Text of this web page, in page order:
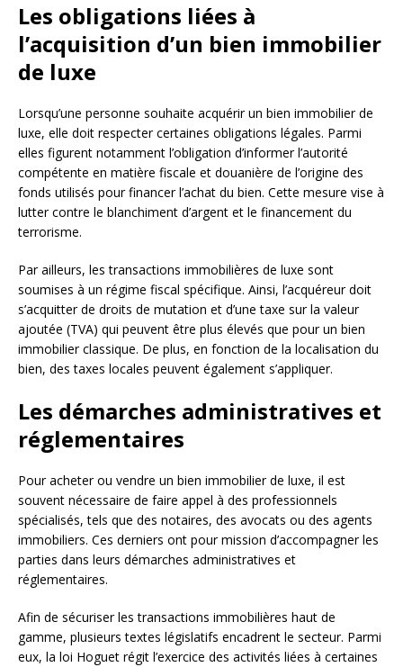
Les obligations liées à
l’acquisition d’un bien immobilier
de luxe
Lorsqu’une personne souhaite acquérir un bien immobilier de
luxe, elle doit respecter certaines obligations légales. Parmi
elles figurent notamment l’obligation d’informer l’autorité
compétente en matière fiscale et douanière de l’origine des
fonds utilisés pour financer l’achat du bien. Cette mesure vise à
lutter contre le blanchiment d’argent et le financement du
terrorisme.
Par ailleurs, les transactions immobilières de luxe sont
soumises à un régime fiscal spécifique. Ainsi, l’acquéreur doit
s’acquitter de droits de mutation et d’une taxe sur la valeur
ajoutée (TVA) qui peuvent être plus élevés que pour un bien
immobilier classique. De plus, en fonction de la localisation du
bien, des taxes locales peuvent également s’appliquer.
Les démarches administratives et
réglementaires
Pour acheter ou vendre un bien immobilier de luxe, il est
souvent nécessaire de faire appel à des professionnels
spécialisés, tels que des notaires, des avocats ou des agents
immobiliers. Ces derniers ont pour mission d’accompagner les
parties dans leurs démarches administratives et
réglementaires.
Afin de sécuriser les transactions immobilières haut de
gamme, plusieurs textes législatifs encadrent le secteur. Parmi
eux, la loi Hoguet régit l’exercice des activités liées à certaines